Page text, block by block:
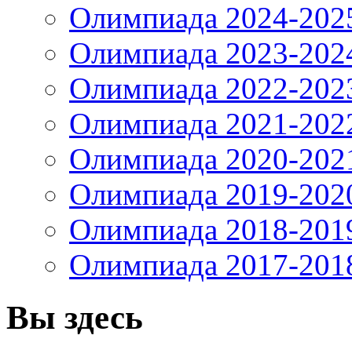
Олимпиада 2024-
Олимпиада 2023-
Олимпиада 2022-
Олимпиада 2021-
Олимпиада 2020-
Олимпиада 2019-
Олимпиада 2018-
Олимпиада 2017-
Вы здесь